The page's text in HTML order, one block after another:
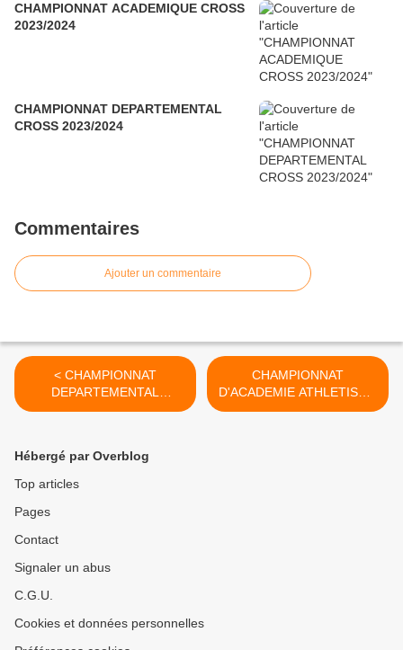
CHAMPIONNAT ACADEMIQUE CROSS
2023/2024
CHAMPIONNAT DEPARTEMENTAL
CROSS 2023/2024
Commentaires
Ajouter un commentaire
< CHAMPIONNAT
DEPARTEMENTAL
ATHLETISME INDOOR
CHAMPIONNAT
D'ACADEMIE ATHLETISME
INDOOR 2014/2015 >
Hébergé par Overblog
Top articles
Pages
Contact
Signaler un abus
C.G.U.
Cookies et données personnelles